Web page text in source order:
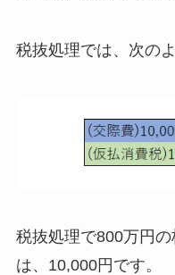
税抜処理では、次の
税抜処理で800万円
は、10,000円です。